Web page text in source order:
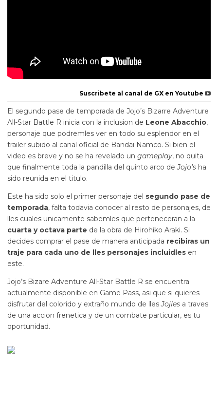
Suscribete al canal de GX en Youtube
El segundo pase de temporada de Jojo’s Bizarre Adventure
All-Star Battle R inicia con la inclusion de Leone Abacchio,
personaje que podremles ver en todo su esplendor en el
trailer subido al canal oficial de Bandai Namco. Si bien el
video es breve y no se ha revelado un gameplay, no quita
que finalmente toda la pandilla del quinto arco deJojo’s ha
sido reunida en el titulo.
Este ha sido solo el primer personaje del segundo pase de
temporada, falta todavia conocer al resto de personajes, de
lles cuales unicamente sabemles que perteneceran a la
cuarta y octava parte de la obra de Hirohiko Araki. Si
decides comprar el pase de manera anticipada recibiras un
traje para cada uno de lles personajes incluidles en
este.
Jojo’s Bizare Adventure All-Star Battle R se encuentra
actualmente disponible en Game Pass, asi que si quieres
disfrutar del colorido y extraño mundo de llesJojles a traves
de una accion frenetica y de un combate particular, es tu
oportunidad.